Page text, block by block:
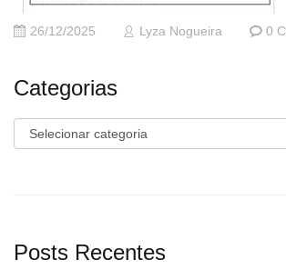
26/12/2025 Lyza Nogueira 0
Categorias
Categorias
Posts Recentes